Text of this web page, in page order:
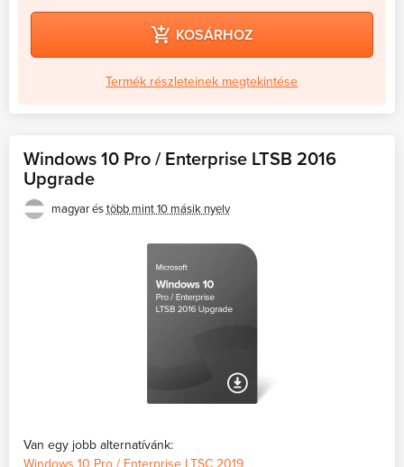
KOSÁRHOZ
Termék részleteinek megtekintése
Windows 10 Pro / Enterprise LTSB 2016
Upgrade
magyar éstöbb mint 10 másik nyelv
Van egy jobb alternatívánk:
Windows 10 Pro / Enterprise LTSC 2019